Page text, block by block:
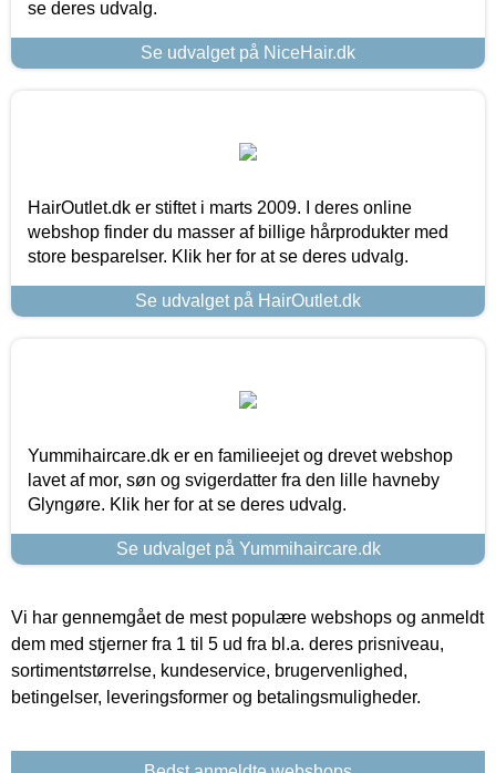
se deres udvalg.
Se udvalget på NiceHair.dk
HairOutlet.dk er stiftet i marts 2009. I deres online
webshop finder du masser af billige hårprodukter med
store besparelser. Klik her for at se deres udvalg.
Se udvalget på HairOutlet.dk
Yummihaircare.dk er en familieejet og drevet webshop
lavet af mor, søn og svigerdatter fra den lille havneby
Glyngøre. Klik her for at se deres udvalg.
Se udvalget på Yummihaircare.dk
Vi har gennemgået de mest populære webshops og anmeldt
dem med stjerner fra 1 til 5 ud fra bl.a. deres prisniveau,
sortimentstørrelse, kundeservice, brugervenlighed,
betingelser, leveringsformer og betalingsmuligheder.